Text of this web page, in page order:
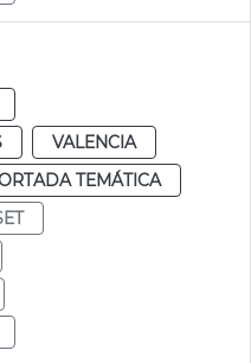
VALENCIA
TEMÁTICA